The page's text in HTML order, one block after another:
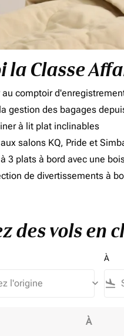
la Classe
comptoir
gestion des bagages
à lit plat inclinables
salons KQ, Pride et
3 plats à bord avec une
de divertissements à
des vols en
keyboard_arrow_down
À
flight_land
À